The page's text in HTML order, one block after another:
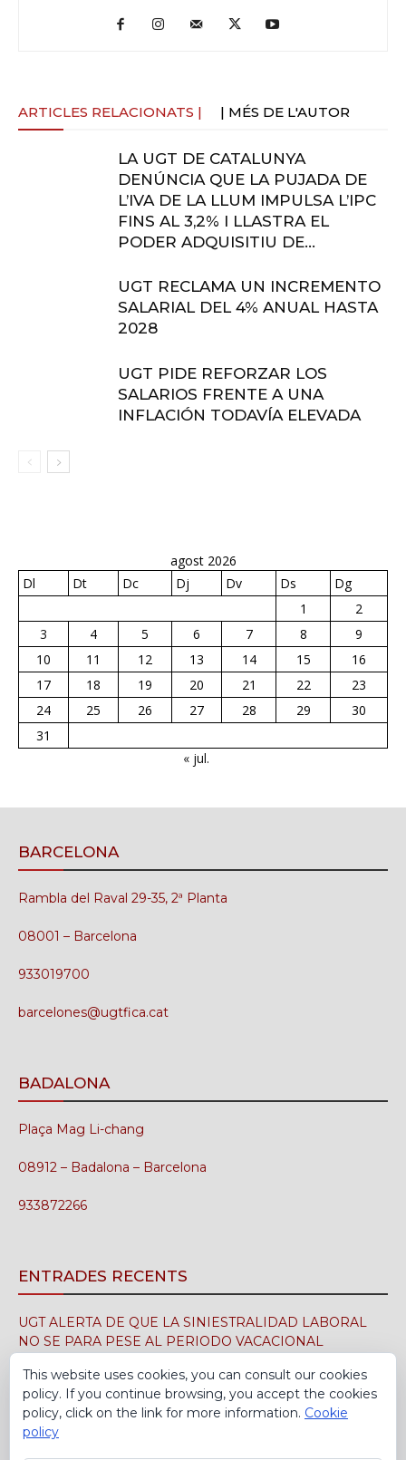
ARTICLES RELACIONATS | | MÉS DE L'AUTOR
LA UGT DE CATALUNYA
DENÚNCIA QUE LA PUJADA DE
L’IVA DE LA LLUM IMPULSA L’IPC
FINS AL 3,2% I LLASTRA EL
PODER ADQUISITIU DE...
UGT RECLAMA UN INCREMENTO
SALARIAL DEL 4% ANUAL HASTA
2028
UGT PIDE REFORZAR LOS
SALARIOS FRENTE A UNA
INFLACIÓN TODAVÍA ELEVADA
agost 2026
Dl
Dt Dc Dj Dv Ds
Dg
1
2
3
4 5 6 7 8
9
10
11 12 13 14 15
16
17
18 19 20 21 22
23
24
25 26 27 28 29
30
31
« jul.
BARCELONA
Rambla del Raval 29-35, 2ª Planta
08001 – Barcelona
933019700
barcelones@ugtfica.cat
BADALONA
Plaça Mag Li-chang
08912 – Badalona – Barcelona
933872266
ENTRADES RECENTS
UGT ALERTA DE QUE LA SINIESTRALIDAD LABORAL
NO SE PARA PESE AL PERIODO VACACIONAL
UGT FICA FIRMA EN EL SIMA EL CONVENIO
COLECTIVO DE LA INDUSTRIA DEL CALZADO PARA EL
PERÍODO 2026-2029
30 de juliol de 2026
This website uses cookies, you can consult our cookies
policy. If you continue browsing, you accept the cookies
policy, click on the link for more information. Cookie
policy